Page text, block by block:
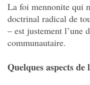
La foi mennonite qui
doctrinal radical de
– est justement l’une
communautaire.
Quelques aspects